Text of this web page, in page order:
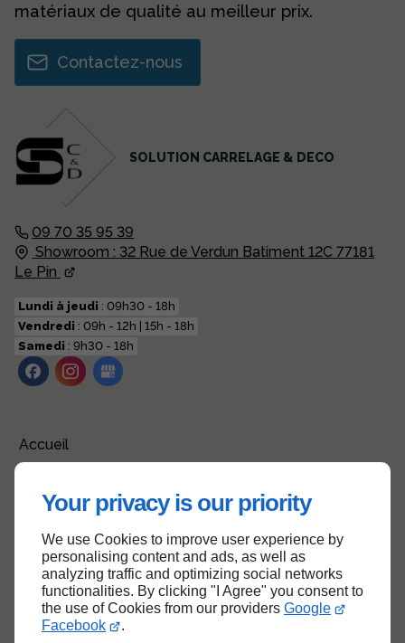
Your privacy is our priority
We use Cookies to improve user experience by
personalising content and ads, as well as
analyzing traffic and optimizing social networks
functionalities. By clicking "I Agree" you consent to
the use of Cookies from our providers Google
Facebook
.
SOLUTION CARRELAGE & DECO
09 70 35 95 39
Showroom : 32 Rue de Verdun Batiment 12C 77181
Le Pin
Lundi à jeudi : 09h30 - 18h
Vendredi : 09h - 12h | 15h - 18h
Samedi : 9h30 - 18h
Accueil
Mentions légales
Plan du site
matériaux de qualité au meilleur prix.
Contactez-nous
Haut de page